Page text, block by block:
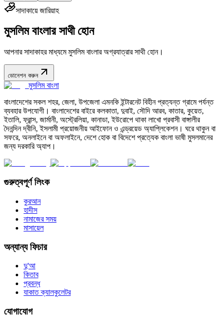
সাদাকায়ে জারিয়াহ
মুসলিম বাংলার সাথী হোন
আপনার সাদাকাহর মাধ্যমে মুসলিম বাংলার অগ্রযাত্রার সাথী হোন।
ডোনেশন করুন
মুসলিম বাংলা
বাংলাদেশের সকল শহর, জেলা, উপজেলা এমনকি ইন্টারনেট বিহীন প্রত্যন্ত গ্রামে পর্যন্ত
ব্যবহার উপযোগী। বাংলাদেশের বাইরে কলকাতা, দুবাই, সৌদি আরব, কাতার, কুয়েত,
ইতালি, ফ্রান্স, জার্মানী, অস্ট্রেলিয়া, কানাডা, ইউরোপে থাকা লাখো প্রবাসী বাঙ্গালীর
দৈনন্দিন দ্বীনি, ইসলামী প্রয়োজনীয় আইফোন ও এন্ড্রয়েড অ্যাপ্লিকেশন। ঘরে থাকুন বা
সফরে, অনলাইনে বা অফলাইনে, দেশে হোক বা বিদেশে প্রত্যেক বাংলা ভাষী মুসলমানের
জন্য দরকারি অ্যাপ।
গুরুত্বপূর্ণ লিংক
কুরআন
হাদীস
নামাজের সময়
মাসায়েল
অন্যান্য ফিচার
দু'আ
কিতাব
প্রবন্ধ
যাকাত ক্যালকুলেটর
যোগাযোগ